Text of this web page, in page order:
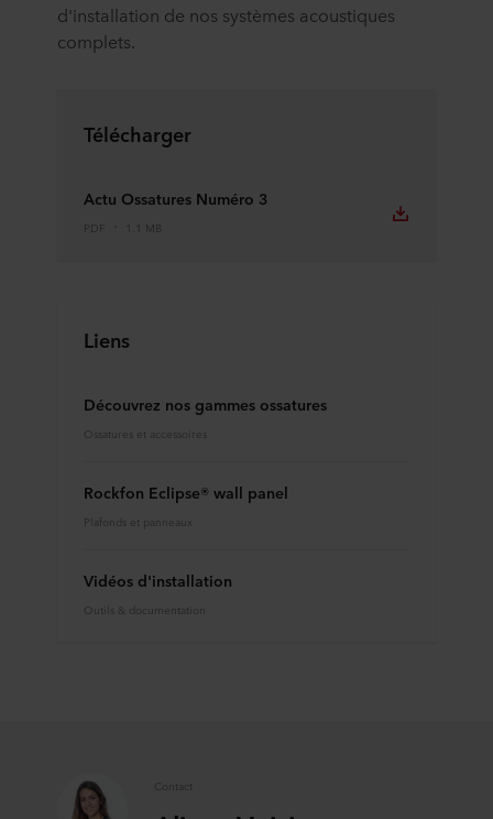
d'installation de nos systèmes acoustiques
complets.
Télécharger
Actu Ossatures Numéro 3
PDF 1.1 MB
Liens
Découvrez nos gammes ossatures
Ossatures et accessoires
Rockfon Eclipse® wall panel
Plafonds et panneaux
Vidéos d'installation
Outils & documentation
Contact